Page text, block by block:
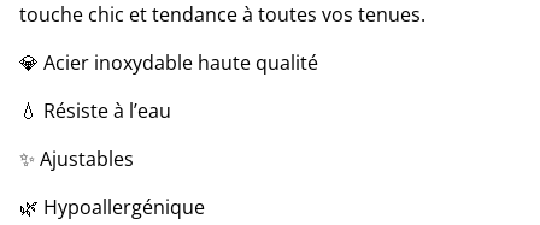
touche chic et tendance à toutes vos tenues.
💎 Acier inoxydable haute qualité
💧 Résiste à l’eau
✨ Ajustables
🌿 Hypoallergénique